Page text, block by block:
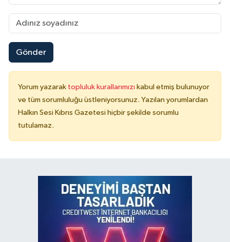
Gönder
Yorum yazarak topluluk kurallarımızı kabul etmiş bulunuyor
ve tüm sorumluluğu üstleniyorsunuz. Yazılan yorumlardan
Halkın Sesi Kıbrıs Gazetesi hiçbir şekilde sorumlu
tutulamaz.